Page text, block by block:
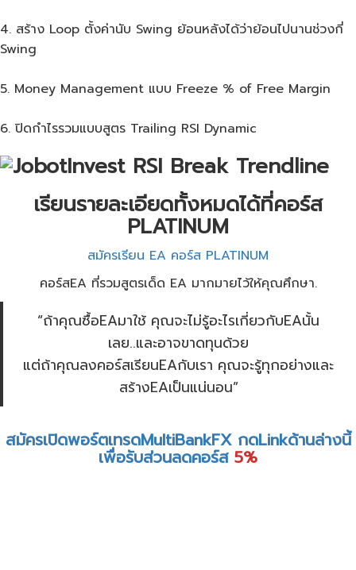
4. สร้าง Loop ตั้งค่านับ Swing ย้อนหลังได้ว่าย้อนไปนานช่วงกี่
Swing
5. Money Management แบบ Freeze % of Free Margin
6. ปิดกำไรรวมแบบสูตร Trailing RSI Dynamic
เรียนรายละเอียดทั้งหมดได้ที่คอร์ส
PLATINUM
สมัครเรียน EA คอร์ส PLATINUM
คอร์สEA ที่รวมสูตรเด็ด EA มากมายไว้ให้คุณศึกษา.
“ถ้าคุณซื้อEAมาใช้ คุณจะไม่รู้อะไรเกี่ยวกับEAนั้น
เลย..และอาจขาดทุนด้วย
แต่ถ้าคุณลงคอร์สเรียนEAกับเรา คุณจะรู้ทุกอย่างและ
สร้างEAเป็นแน่นอน”
สมัครเปิดพอร์ตเทรดMultiBankFX กดLinkด้านล่างนี้
เพื่อรับส่วนลดคอร์ส 5%